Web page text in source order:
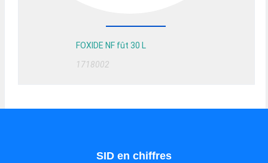
FOXIDE NF fût 30 L
1718002
SID en chiffres